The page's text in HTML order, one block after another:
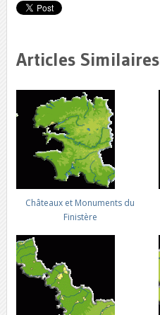
Articles Similaires
Châteaux et Monuments du
Finistère